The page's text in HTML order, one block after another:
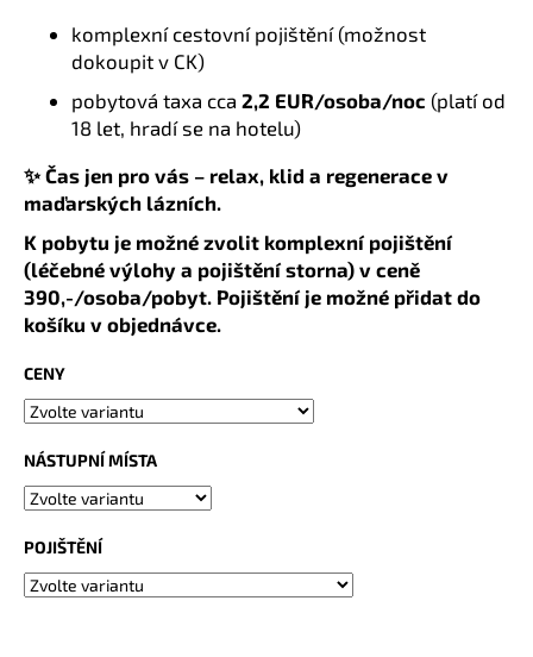
komplexní cestovní pojištění (možnost
dokoupit v CK)
pobytová taxa cca 2,2 EUR/osoba/noc (platí od
18 let, hradí se na hotelu)
✨ Čas jen pro vás – relax, klid a regenerace v
maďarských lázních.
K pobytu je možné zvolit komplexní pojištění
(léčebné výlohy a pojištění storna) v ceně
390,-/osoba/pobyt. Pojištění je možné přidat do
košíku v objednávce.
CENY
NÁSTUPNÍ MÍSTA
POJIŠTĚNÍ